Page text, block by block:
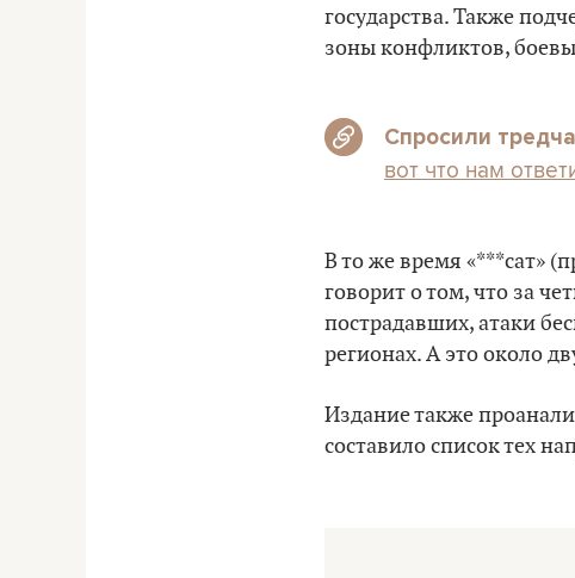
государства. Также
зоны конфликтов,
Спросили
вот что нам
В то же время «***сат»
говорит о том, что за
пострадавших, атаки
регионах. А это около
Издание также
составило список тех